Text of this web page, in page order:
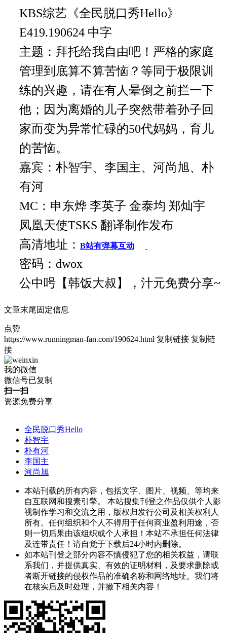
KBS综艺《全民脱口秀Hello》
E419.190624 中字
主题：拜托给我自由吧！严格的家庭
管理到底算不算苦恼？等同于极限训
练的兴趣，请在有人晕倒之前拦一下
他；因为离婚的儿子突然带着孙子回
家而变为异常忙碌的50代妈妈，育儿
的苦恼。
嘉宾：朴智宇、李国主、河尚旭、朴
有河
MC：申东烨 李英子 金泰均 郑灿宇
凤凰天使TSKS 翻译制作发布
高清地址： B站有弹幕互动
密码：dwox
公中呺【韩饭大叔】，汁元免费分享~
文章末尾固定信息
点赞
https://www.runningman-fan.com/190624.html 复制链接 复制链
接
我的微信
微信号已复制
扫一扫
资源免费分享
全民脱口秀Hello
朴智宇
朴有河
李国主
河尚旭
本站刊载的所有内容，包括文字、图片、视频、等均来
自互联网和搜素引擎。 本站搜集刊登之作品仅供个人影
视制作学习和交流之用，版权归发行公司及相关权利人
所有。任何组织和个人不得用于任何商业盈利用途，否
则一切后果由该组织或个人承担！本站不承担任何法律
及连带责任！请自觉于下载后24小时内删除。
如本站刊登之部分内容不慎侵犯了您的相关权益，请联
系我们，并提供真实、有效的证明材料，及要求删除或
者断开链接的侵权作品的准确名称和网络地址。我们将
在核实后及时处理，并撤下相关内容！